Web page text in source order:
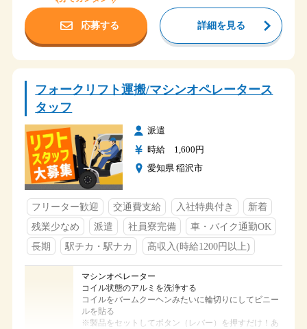
完成したカートリッジを箱に入れる。シールを貼る
装置の日常点検や清掃もおこないます。
給与 時給 1,700円
勤務地 大分県大分市
アクセス
時間
3組3交替 ５勤２休
① ７：００～１５：４５ ７．７５ｈ
②１５：００～２３：４５ ７．７５ｈ
③２３：００～ ７：４５ ７．７５ｈ
4組3交替 ５勤１休２休
① ７：００～１５：２０ ７．３３ｈ
②１５：００～２３：２０ ７．３３ｈ
③２３：００～ ７：２０ ７．３３ｈ
４組２交替 ３勤３休
① ７：００～１９：４０ １１．００ｈ
②１９：２０～ ７：２０ １０．５０ｈ
土・日
長期休暇（GW・夏季休暇・年末年始）
シフトカレンダーによる
◆社会保険完備
◆交通費支給（会社規定）
応募する 詳細を見る
フォークリフト運搬/マシンオペレータース
タッフ
派遣
時給 1,600円
愛知県 稲沢市
フリーター歓迎 交通費支給 入社特典付き
新着
残業少なめ
派遣 社員寮完備
車・バイク通勤OK
長期
駅チカ・駅ナカ 高収入(時給1200円以上)
マシンオペレーター
コイル状態のアルミを洗浄する
コイルをバームクーヘンみたいに輪切りにしてビニー
ルを貼る
※製品をセットしてボタン（レバー）を押すだけ！あ